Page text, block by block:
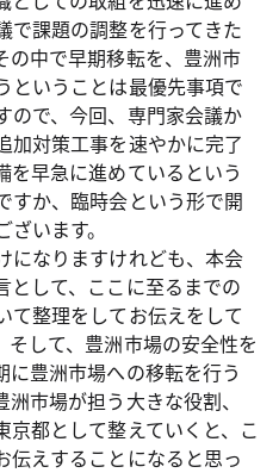
で課題の調整を行ってきた
の中で早期移転を、豊洲市
ということは最優先事項で
ので、今回、専門家会議か
加対策工事を速やかに完了
を早急に進めているという
すか、臨時会という形で開
います。
になりますけれども、本会
として、ここに至るまでの
て整理をしてお伝えをして
そして、豊洲市場の安全性を
豊洲市場への移転を行う
市場が担う大きな役割、
京都として整えていくと、こ
伝えすることになると思っ